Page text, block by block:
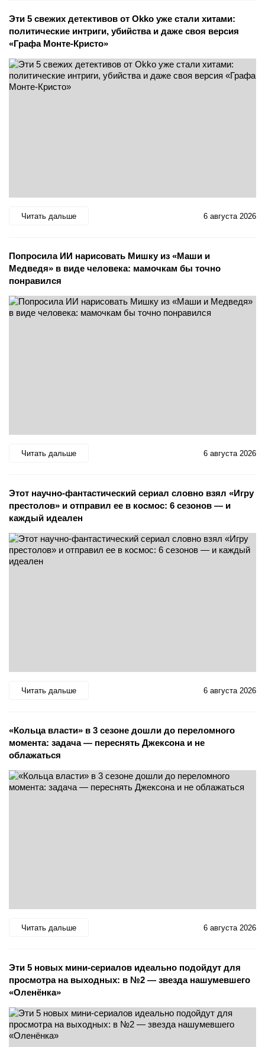
Эти 5 свежих детективов от Okko уже стали хитами:
политические интриги, убийства и даже своя версия
«Графа Монте-Кристо»
Читать дальше 6 августа 2026
Попросила ИИ нарисовать Мишку из «Маши и
Медведя» в виде человека: мамочкам бы точно
понравился
Читать дальше 6 августа 2026
Этот научно-фантастический сериал словно взял «Игру
престолов» и отправил ее в космос: 6 сезонов — и
каждый идеален
Читать дальше 6 августа 2026
«Кольца власти» в 3 сезоне дошли до переломного
момента: задача — переснять Джексона и не
облажаться
Читать дальше 6 августа 2026
Эти 5 новых мини-сериалов идеально подойдут для
просмотра на выходных: в №2 — звезда нашумевшего
«Оленёнка»